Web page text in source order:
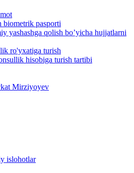
biometrik pasporti
yashashga qolish bo’yicha hujjatlarni
ro'yxatiga turish
hisobiga turish tartibi
Mirziyoyev
islohotlar